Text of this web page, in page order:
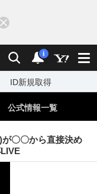
検索 通知
i
ID新規取得
公式情報一覧
が〇〇から直接決め